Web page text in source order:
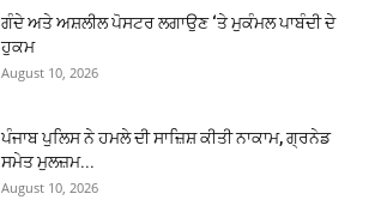
ਗੰਦੇ ਅਤੇ ਅਸ਼ਲੀਲ ਪੋਸਟਰ ਲਗਾਉਣ ‘ਤੇ ਮੁਕੰਮਲ ਪਾਬੰਦੀ ਦੇ
ਹੁਕਮ
August 10, 2026
ਪੰਜਾਬ ਪੁਲਿਸ ਨੇ ਹਮਲੇ ਦੀ ਸਾਜ਼ਿਸ਼ ਕੀਤੀ ਨਾਕਾਮ, ਗ੍ਰਨੇਡ
ਸਮੇਤ ਮੁਲਜ਼ਮ...
August 10, 2026